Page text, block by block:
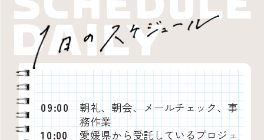
09:00
朝礼、朝会、メールチェック、事
務作業
10:00
愛媛県から受託しているプロジェ